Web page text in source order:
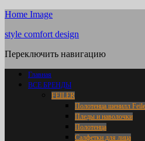
Home Image
style comfort design
Переключить навигацию
Главная
ВСЕ БРЕНДЫ
FEILER
Полотенца шенилл
Пледы и наволочки
Полотенца
Салфетки для лица